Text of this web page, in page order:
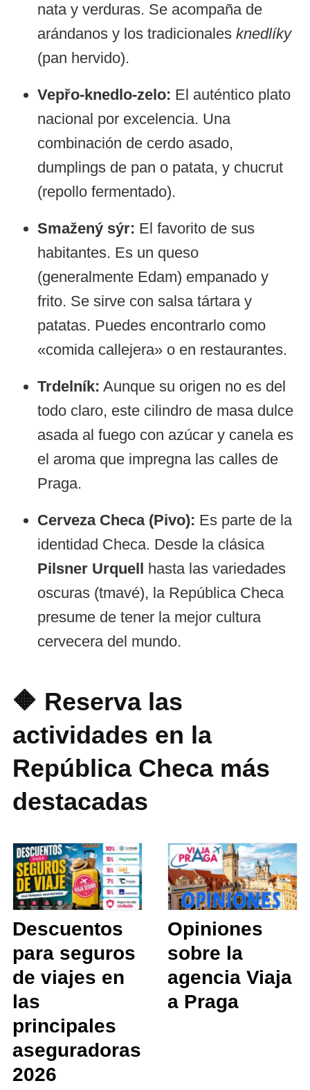
nata y verduras. Se acompaña de
arándanos y los tradicionales knedlíky
(pan hervido).
Vepřo-knedlo-zelo: El auténtico plato
nacional por excelencia. Una
combinación de cerdo asado,
dumplings de pan o patata, y chucrut
(repollo fermentado).
Smažený sýr: El favorito de sus
habitantes. Es un queso
(generalmente Edam) empanado y
frito. Se sirve con salsa tártara y
patatas. Puedes encontrarlo como
«comida callejera» o en restaurantes.
Trdelník: Aunque su origen no es del
todo claro, este cilindro de masa dulce
asada al fuego con azúcar y canela es
el aroma que impregna las calles de
Praga.
Cerveza Checa (Pivo): Es parte de la
identidad Checa. Desde la clásica
Pilsner Urquell hasta las variedades
oscuras (tmavé), la República Checa
presume de tener la mejor cultura
cervecera del mundo.
🔶 Reserva las
actividades en la
República Checa más
destacadas
Descuentos
para seguros
de viajes en
las
principales
aseguradoras
2026
Opiniones
sobre la
agencia Viaja
a Praga